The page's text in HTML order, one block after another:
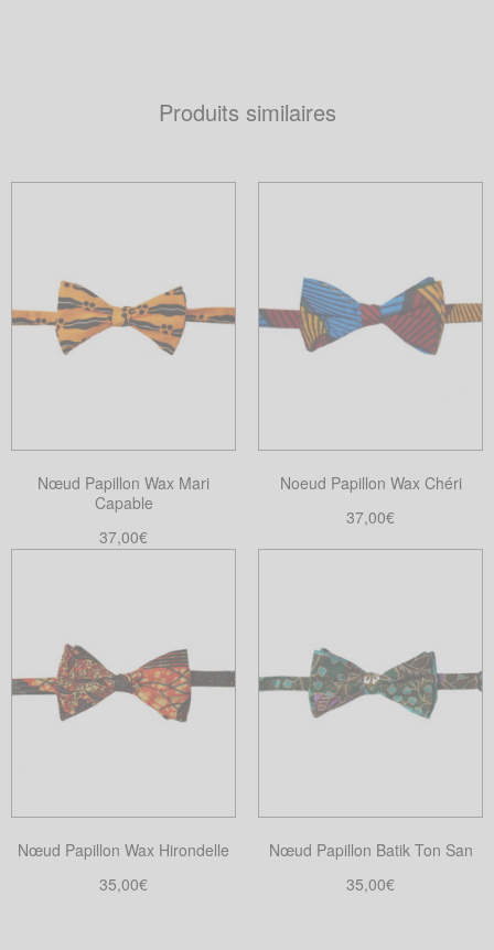
Produits similaires
Nœud Papillon Wax Mari
Capable
37,00€
Noeud Papillon Wax Chéri
37,00€
Ce
variations.
Les
options
la
page
Nœud Papillon Wax Hirondelle
35,00€
Nœud Papillon Batik Ton San
35,00€